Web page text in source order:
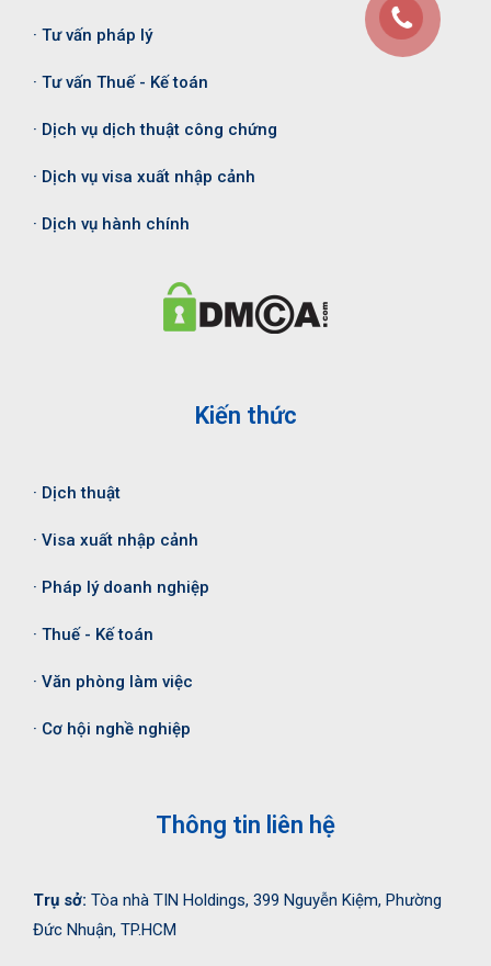
· Tư vấn pháp lý
· Tư vấn Thuế - Kế toán
· Dịch vụ dịch thuật công chứng
· Dịch vụ visa xuất nhập cảnh
· Dịch vụ hành chính
Kiến thức
· Dịch thuật
· Visa xuất nhập cảnh
· Pháp lý doanh nghiệp
· Thuế - Kế toán
· Văn phòng làm việc
· Cơ hội nghề nghiệp
Thông tin liên hệ
Trụ sở: Tòa nhà TIN Holdings, 399 Nguyễn Kiệm, Phường
Đức Nhuận, TP.HCM